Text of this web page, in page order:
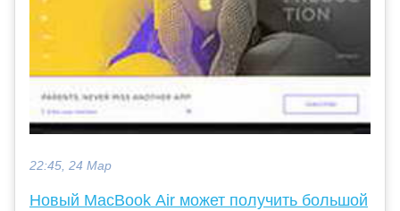
22:45, 24 Мар
Новый MacBook Air может получить большой